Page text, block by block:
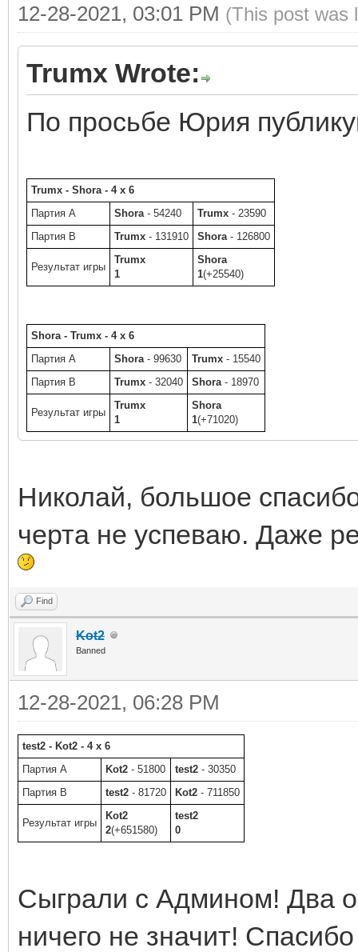
12-28-2021, 03:01 PM (This post was
Trumx Wrote:
По просьбе Юрия
Trumx - Shora - 4 x 6
Партия A
Shora - 54240 Trumx - 23590
Партия B
Trumx - 131910 Shora - 126800
Результат игры
Trumx
1
Shora
1(+25540)
Shora - Trumx - 4 x 6
Партия A
Shora - 99630 Trumx - 15540
Партия B
Trumx - 32040 Shora - 18970
Результат игры
Trumx
1
Shora
1(+71020)
Николай, большое
черта не успеваю. Даже
Find
Kot2
Banned
12-28-2021, 06:28 PM
test2 - Kot2 - 4 x 6
Партия A
Kot2 - 51800 test2 - 30350
Партия B
test2 - 81720 Kot2 - 711850
Результат игры
Kot2
2(+651580)
test2
0
Сыграли с Админом! Два
ничего не значит!